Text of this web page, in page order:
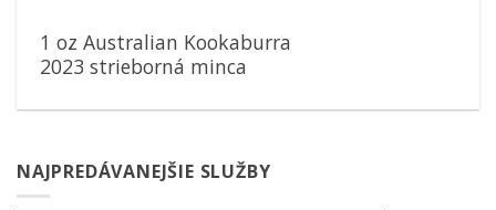
1 oz Australian Kookaburra
2023 strieborná minca
NAJPREDÁVANEJŠIE SLUŽBY